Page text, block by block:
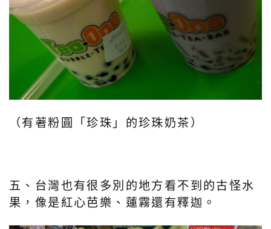
（有著粉圓「珍珠」的珍珠奶茶）
五、台灣也有很多別的地方看不到的古怪水
果，像是紅心芭樂、蓮霧還有釋迦。